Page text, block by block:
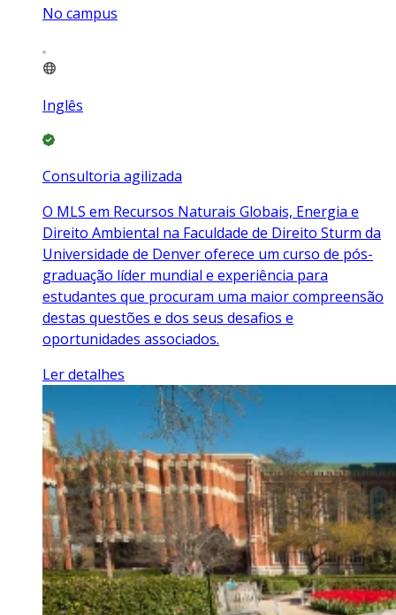
No campus
Inglês
Consultoria agilizada
O MLS em Recursos Naturais Globais, Energia e
Direito Ambiental na Faculdade de Direito Sturm da
Universidade de Denver oferece um curso de pós-
graduação líder mundial e experiência para
estudantes que procuram uma maior compreensão
destas questões e dos seus desafios e
oportunidades associados.
Ler detalhes